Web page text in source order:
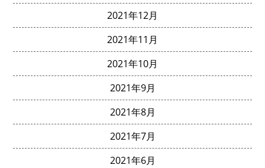
2021年12月
2021年11月
2021年10月
2021年9月
2021年8月
2021年7月
2021年6月